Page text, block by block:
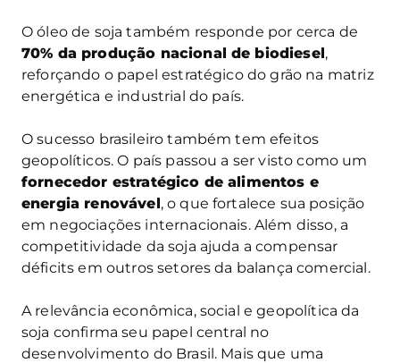
O óleo de soja também responde por cerca de
70% da produção nacional de biodiesel,
reforçando o papel estratégico do grão na matriz
energética e industrial do país.
O sucesso brasileiro também tem efeitos
geopolíticos. O país passou a ser visto como um
fornecedor estratégico de alimentos e
energia renovável, o que fortalece sua posição
em negociações internacionais. Além disso, a
competitividade da soja ajuda a compensar
déficits em outros setores da balança comercial.
A relevância econômica, social e geopolítica da
soja confirma seu papel central no
desenvolvimento do Brasil. Mais que uma